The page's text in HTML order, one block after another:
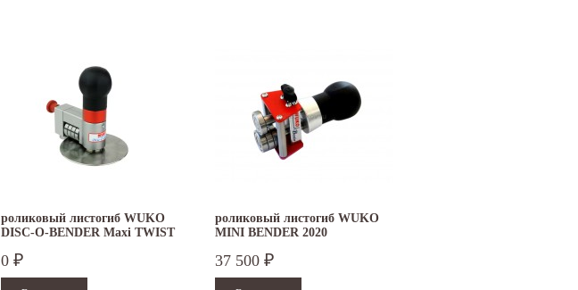
роликовый листогиб WUKO
DISC-O-BENDER Maxi TWIST
0 ₽
роликовый листогиб WUKO
MINI BENDER 2020
37 500 ₽